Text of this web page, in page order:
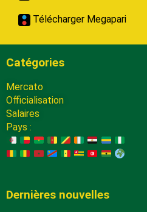
Télécharger Megapari
Catégories
Mercato
Officialisation
Salaires
Pays :
Dernières nouvelles